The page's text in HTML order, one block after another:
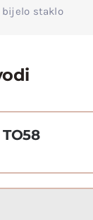
bijelo staklo